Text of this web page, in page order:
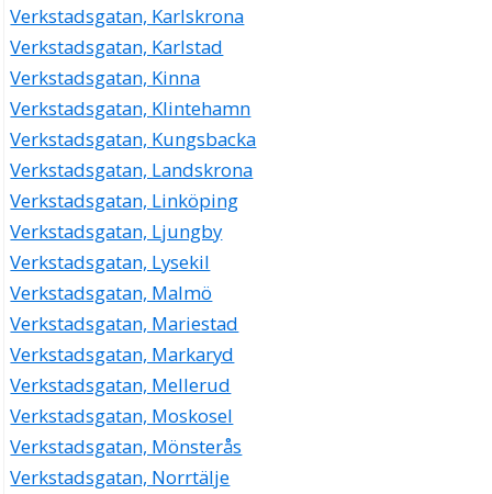
Verkstadsgatan, Karlskrona
Verkstadsgatan, Karlstad
Verkstadsgatan, Kinna
Verkstadsgatan, Klintehamn
Verkstadsgatan, Kungsbacka
Verkstadsgatan, Landskrona
Verkstadsgatan, Linköping
Verkstadsgatan, Ljungby
Verkstadsgatan, Lysekil
Verkstadsgatan, Malmö
Verkstadsgatan, Mariestad
Verkstadsgatan, Markaryd
Verkstadsgatan, Mellerud
Verkstadsgatan, Moskosel
Verkstadsgatan, Mönsterås
Verkstadsgatan, Norrtälje